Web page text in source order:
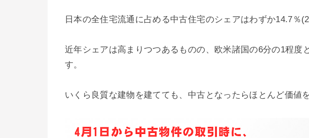
日本の全住宅流通に占める中古住宅のシェアはわずか14.7％
近年シェアは高まりつつあるものの、欧米諸国の6分の1程度
す。
いくら良質な建物を建てても、中古となったらほとんど価値